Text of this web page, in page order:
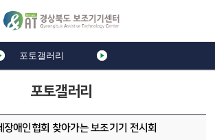
포토갤러리
포토갤러리
장애인협회 찾아가는 보조기기 전시회